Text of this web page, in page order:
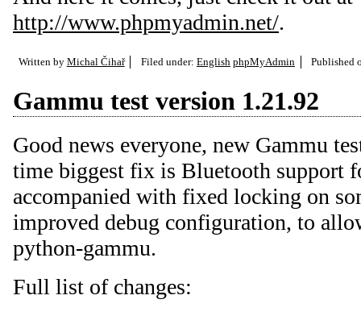
http://www.phpmyadmin.net/.
Written by Michal Čihař Filed under: English phpMyAdmin Published
Gammu test version 1.21.92
Good news everyone, new Gammu
time biggest fix is Bluetooth support
accompanied with fixed locking on
improved debug configuration, to
python-gammu.
Full list of changes: